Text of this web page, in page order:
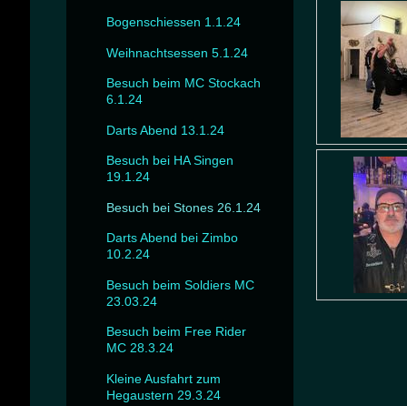
Bogenschiessen 1.1.24
Weihnachtsessen 5.1.24
Besuch beim MC Stockach
6.1.24
Darts Abend 13.1.24
Besuch bei HA Singen
19.1.24
Besuch bei Stones 26.1.24
Darts Abend bei Zimbo
10.2.24
Besuch beim Soldiers MC
23.03.24
Besuch beim Free Rider
MC 28.3.24
Kleine Ausfahrt zum
Hegaustern 29.3.24